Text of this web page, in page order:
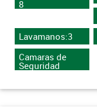
8
Lavamanos:3
Camaras de
Seguridad